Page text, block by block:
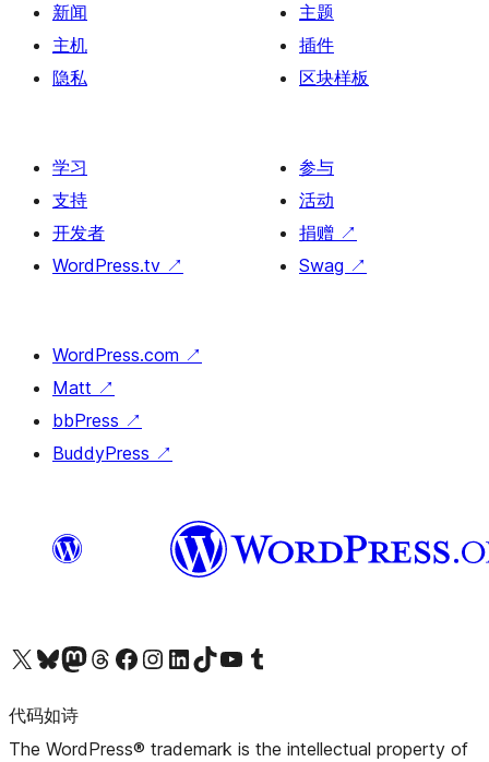
新闻
主机
隐私
主题
插件
区块样板
学习
支持
开发者
WordPress.tv ↗
参与
活动
捐赠 ↗
Swag ↗
WordPress.com ↗
Matt ↗
bbPress ↗
BuddyPress ↗
关注我们的 X（原 Twitter）账号访问我们的 Bluesky 账号关注我们的 Mastodon 账号访问我们的 Threads 账号 访问我们的 Facebook 公共主页关注我们的 Instagram 账号 关注我们的 LinkedIn 主页访问我们的 TikTok 账号访问我们的 YouTube 频道 访问我们的 Tumblr 账号
代码如诗
The WordPress® trademark is the intellectual property of